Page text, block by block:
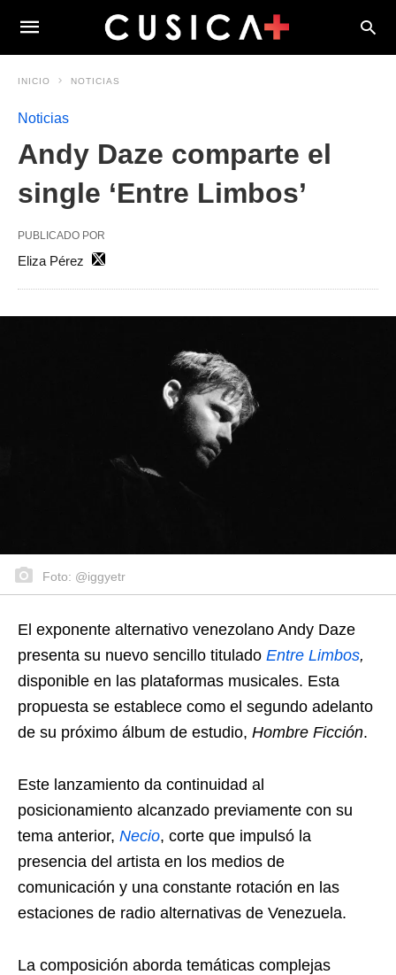
INICIO NOTICIAS
Noticias
Andy Daze comparte el
single ‘Entre Limbos’
PUBLICADO POR
Eliza Pérez
Foto: @iggyetr
El exponente alternativo venezolano Andy Daze
presenta su nuevo sencillo titulado Entre Limbos,
disponible en las plataformas musicales. Esta
propuesta se establece como el segundo adelanto
de su próximo álbum de estudio, Hombre Ficción.
Este lanzamiento da continuidad al
posicionamiento alcanzado previamente con su
tema anterior, Necio, corte que impulsó la
presencia del artista en los medios de
comunicación y una constante rotación en las
estaciones de radio alternativas de Venezuela.
La composición aborda temáticas complejas